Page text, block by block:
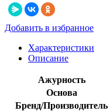
Добавить в избранное
Характеристики
Описание
Ажурность
Основа
Бренд/Производитель